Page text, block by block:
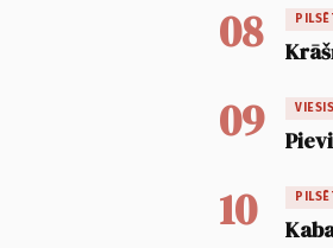
08
09 VIESIS
10